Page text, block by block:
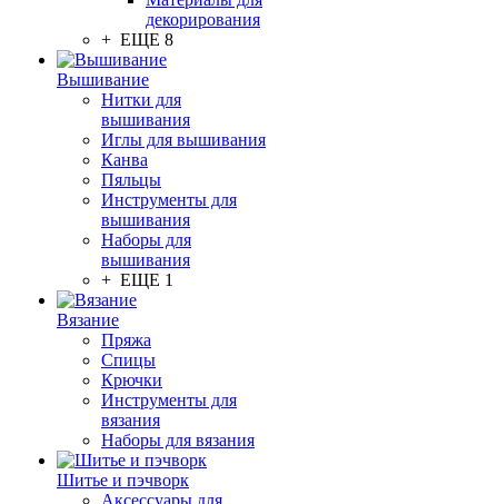
декорирования
+ ЕЩЕ 8
Вышивание
Нитки для
вышивания
Иглы для вышивания
Канва
Пяльцы
Инструменты для
вышивания
Наборы для
вышивания
+ ЕЩЕ 1
Вязание
Пряжа
Спицы
Крючки
Инструменты для
вязания
Наборы для вязания
Шитье и пэчворк
Аксессуары для